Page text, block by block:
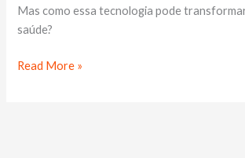
Mas como essa tecnologia pode
saúde?
Read More »